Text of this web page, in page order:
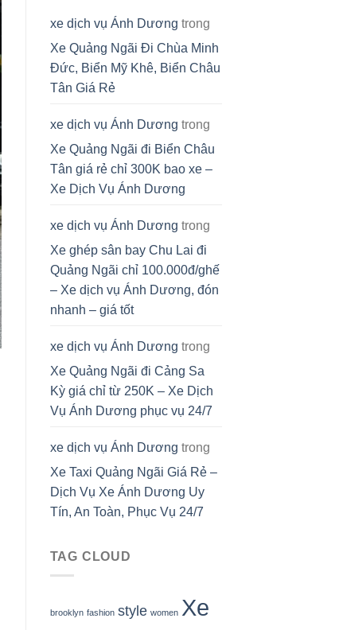
xe dịch vụ Ánh Dương trong
Xe Quảng Ngãi Đi Chùa Minh
Đức, Biển Mỹ Khê, Biển Châu
Tân Giá Rẻ
xe dịch vụ Ánh Dương trong
Xe Quảng Ngãi đi Biển Châu
Tân giá rẻ chỉ 300K bao xe –
Xe Dịch Vụ Ánh Dương
xe dịch vụ Ánh Dương trong
Xe ghép sân bay Chu Lai đi
Quảng Ngãi chỉ 100.000đ/ghế
– Xe dịch vụ Ánh Dương, đón
nhanh – giá tốt
xe dịch vụ Ánh Dương trong
Xe Quảng Ngãi đi Cảng Sa
Kỳ giá chỉ từ 250K – Xe Dịch
Vụ Ánh Dương phục vụ 24/7
xe dịch vụ Ánh Dương trong
Xe Taxi Quảng Ngãi Giá Rẻ –
Dịch Vụ Xe Ánh Dương Uy
Tín, An Toàn, Phục Vụ 24/7
TAG CLOUD
brooklyn fashion style women Xe